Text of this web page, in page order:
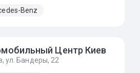
Benz
Центр Киев
ул. Бандеры, 22